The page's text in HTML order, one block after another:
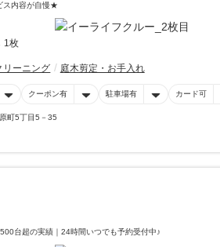
ス内容が自慢★
1枚
リーニング 庭木剪定・お手入れ
クーポン有 駐車場有 カード可
町5丁目5－35
台超の実績｜24時間いつでも予約受付中♪